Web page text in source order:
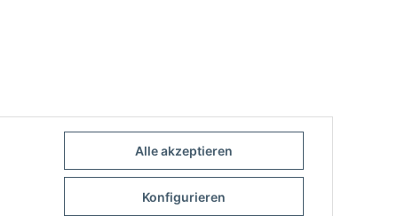
Alle akzeptieren
Konfigurieren